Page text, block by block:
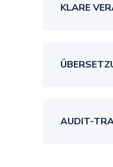
KLARE
AUDIT-